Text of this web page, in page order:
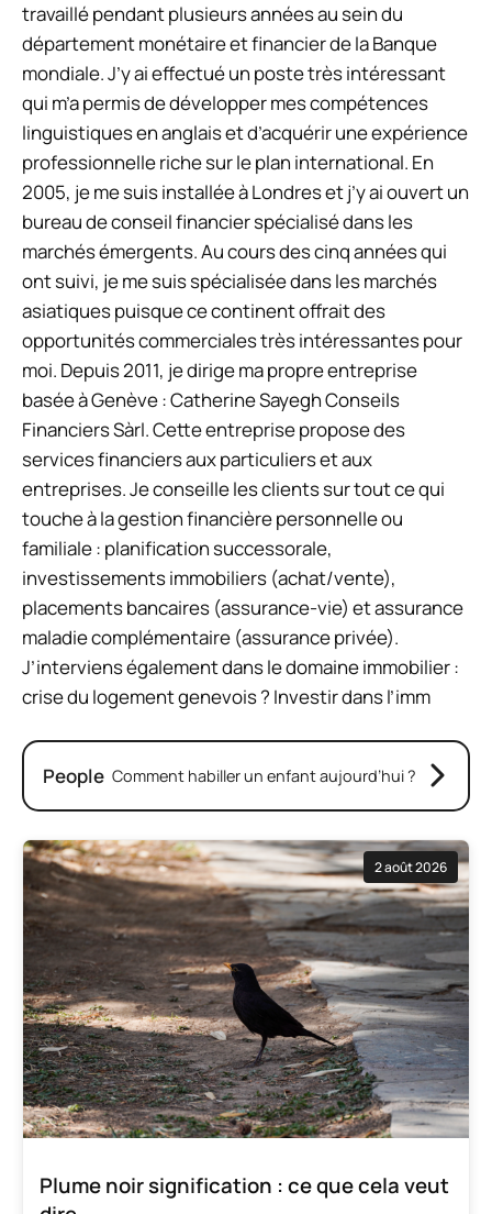
travaillé pendant plusieurs années au sein du
département monétaire et financier de la Banque
mondiale. J’y ai effectué un poste très intéressant
qui m’a permis de développer mes compétences
linguistiques en anglais et d’acquérir une expérience
professionnelle riche sur le plan international. En
2005, je me suis installée à Londres et j’y ai ouvert un
bureau de conseil financier spécialisé dans les
marchés émergents. Au cours des cinq années qui
ont suivi, je me suis spécialisée dans les marchés
asiatiques puisque ce continent offrait des
opportunités commerciales très intéressantes pour
moi. Depuis 2011, je dirige ma propre entreprise
basée à Genève : Catherine Sayegh Conseils
Financiers Sàrl. Cette entreprise propose des
services financiers aux particuliers et aux
entreprises. Je conseille les clients sur tout ce qui
touche à la gestion financière personnelle ou
familiale : planification successorale,
investissements immobiliers (achat/vente),
placements bancaires (assurance-vie) et assurance
maladie complémentaire (assurance privée).
J’interviens également dans le domaine immobilier :
crise du logement genevois ? Investir dans l’imm
People Comment habiller un enfant aujourd’hui ?
2 août 2026
Plume noir signification : ce que cela veut